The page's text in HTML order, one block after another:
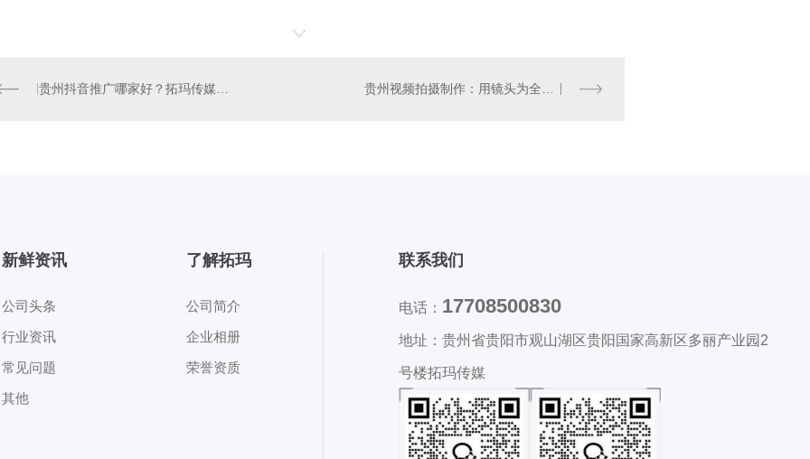
贵州抖音推广哪家好？拓玛传媒分行业..运营，让品牌火遍全城 贵州视频拍摄制作：用镜头为全行业企业工厂插上营销翅膀
新鲜资讯
公司头条
行业资讯
常见问题
其他
了解拓玛
公司简介
企业相册
荣誉资质
联系我们
电话： 17708500830
地址： 贵州省贵阳市观山湖区贵阳国家高新区多丽产业园2
号楼拓玛传媒